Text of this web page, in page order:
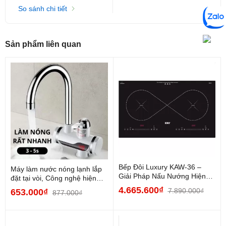
4. Ưu điểm và Nhược điểm
Ưu điểm:
Hiệu suất linh hoạt:
Sở hữu 4 vùng nấu nhưng kích
So sánh chi tiết
Sản phẩm liên quan
Máy làm nước nóng lạnh lắp
đặt tại vòi, Công nghệ hiện
đại, Chất lượng...
653.000₫ 877.000₫
Bếp Đôi Luxury KAW-36 –
Giải Pháp Nấu Nướng Hiện
Đại, Tiện Nghi và An...
4.665.600₫ 7.890.000₫